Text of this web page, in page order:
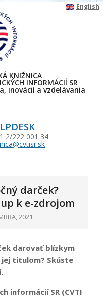
English
KNIŽNICA
INFORMÁCIÍ SR
inovácií a vzdelávania
2/222 001 34
darček?
k e-zdrojom
2021
darovať blízkym
titulom? Skúste
informácií SR (CVTI